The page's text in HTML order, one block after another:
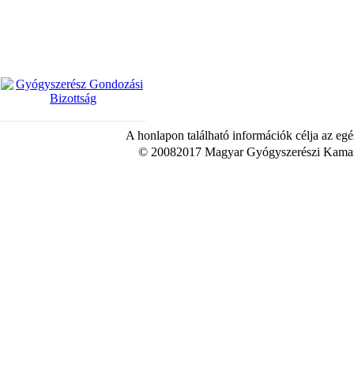
A honlapon található információk célja az
© 20082017 Magyar Gyógyszerészi